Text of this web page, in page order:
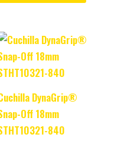
DynaGrip®
Off 18mm
840
Original
price
was:
$ 47.990.
Current
price